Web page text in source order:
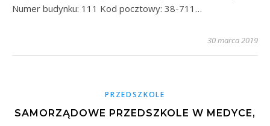
Numer budynku: 111 Kod pocztowy: 38-711…
30 marca 2019
PRZEDSZKOLE
SAMORZĄDOWE PRZEDSZKOLE W MEDYCE,